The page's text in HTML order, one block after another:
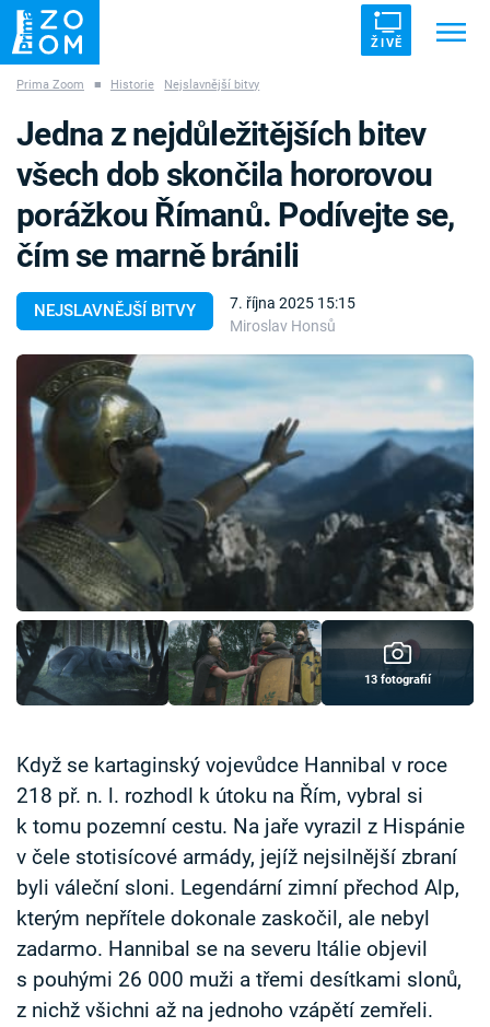
ŽIVĚ
ZÁHADY VETŘELCI DÁVNOVĚKU
Témata
Témata
Pořady
TV Program
Časopis
Sledujte prima+
Přihlášení
Prima Zoom ■ Historie Nejslavnější bitvy
NEJSLAVNĚJŠÍ BITVY
7. října 2025 15:15
Miroslav Honsů
Jedna z nejdůležitějších bitev
všech dob skončila hororovou
porážkou Římanů. Podívejte se,
čím se marně bránili
13 fotografií
Když se kartaginský vojevůdce Hannibal v roce
218 př. n. l. rozhodl k útoku na Řím, vybral si
k tomu pozemní cestu. Na jaře vyrazil z Hispánie
v čele stotisícové armády, jejíž nejsilnější zbraní
byli váleční sloni. Legendární zimní přechod Alp,
kterým nepřítele dokonale zaskočil, ale nebyl
zadarmo. Hannibal se na severu Itálie objevil
s pouhými 26 000 muži a třemi desítkami slonů,
z nichž všichni až na jednoho vzápětí zemřeli.